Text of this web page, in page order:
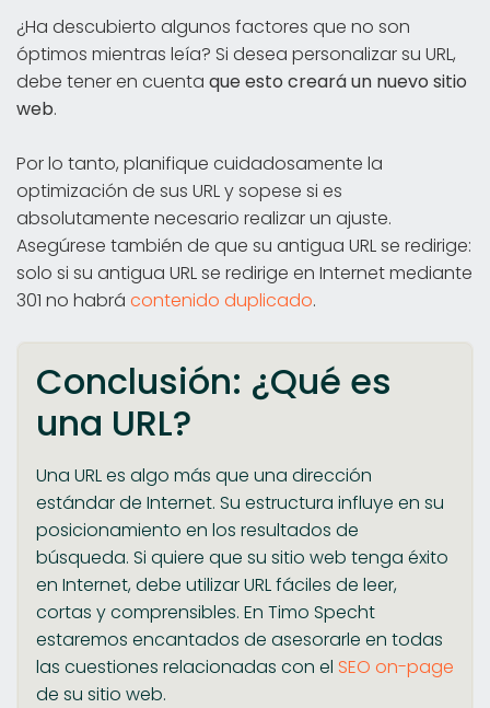
¿Ha descubierto algunos factores que no son
óptimos mientras leía? Si desea personalizar su URL,
debe tener en cuenta que esto creará un nuevo sitio
web.
Por lo tanto, planifique cuidadosamente la
optimización de sus URL y sopese si es
absolutamente necesario realizar un ajuste.
Asegúrese también de que su antigua URL se redirige:
solo si su antigua URL se redirige en Internet mediante
301 no habrá contenido duplicado.
Conclusión: ¿Qué es
una URL?
Una URL es algo más que una dirección
estándar de Internet. Su estructura influye en su
posicionamiento en los resultados de
búsqueda. Si quiere que su sitio web tenga éxito
en Internet, debe utilizar URL fáciles de leer,
cortas y comprensibles. En Timo Specht
estaremos encantados de asesorarle en todas
las cuestiones relacionadas con el SEO on-page
de su sitio web.